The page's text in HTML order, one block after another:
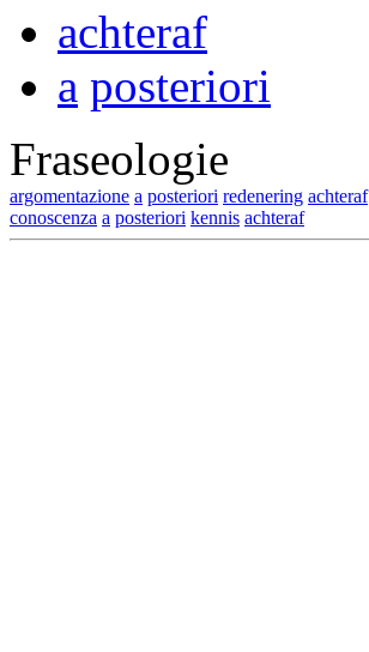
achteraf
a posteriori
Fraseologie
argomentazione a posteriori redenering achteraf
conoscenza a posteriori kennis achteraf